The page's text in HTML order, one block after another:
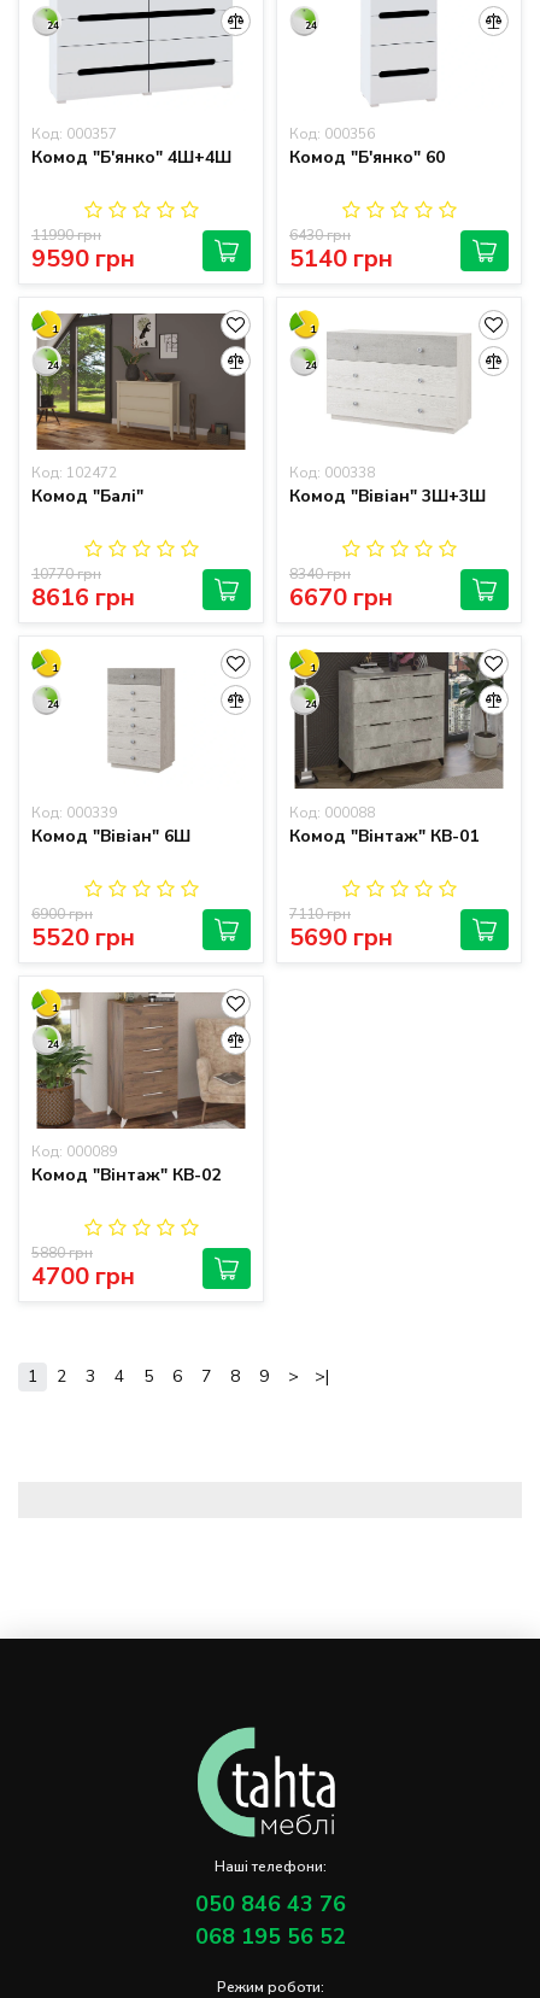
24
Код: 000357
Комод "Б'янко" 4Ш+4Ш
9590 грн
11990 грн
24
Код: 000356
Комод "Б'янко" 60
5140 грн
6430 грн
1
24
Код: 102472
Комод "Балі"
8616 грн
10770 грн
1
24
Код: 000338
Комод "Вівіан" 3Ш+3Ш
6670 грн
8340 грн
1
24
Код: 000339
Комод "Вівіан" 6Ш
5520 грн
6900 грн
1
24
Код: 000088
Комод "Вінтаж" КВ-01
5690 грн
7110 грн
1
24
Код: 000089
Комод "Вінтаж" КВ-02
4700 грн
5880 грн
1 2 3 4 5 6 7 8 9 > >|
Наші телефони:
050 846 43 76
068 195 56 52
Режим роботи: